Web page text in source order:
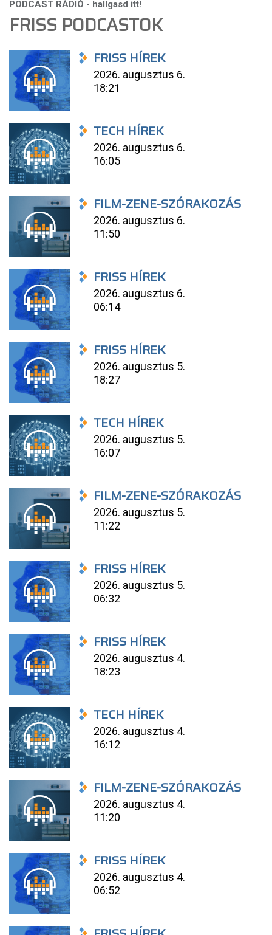
FRISS PODCASTOK
FRISS HÍREK
2026. augusztus 6.
18:21
TECH HÍREK
2026. augusztus 6.
16:05
FILM-ZENE-SZÓRAKOZÁS
2026. augusztus 6.
11:50
FRISS HÍREK
2026. augusztus 6.
06:14
FRISS HÍREK
2026. augusztus 5.
18:27
TECH HÍREK
2026. augusztus 5.
16:07
FILM-ZENE-SZÓRAKOZÁS
2026. augusztus 5.
11:22
FRISS HÍREK
2026. augusztus 5.
06:32
FRISS HÍREK
2026. augusztus 4.
18:23
TECH HÍREK
2026. augusztus 4.
16:12
FILM-ZENE-SZÓRAKOZÁS
2026. augusztus 4.
11:20
FRISS HÍREK
2026. augusztus 4.
06:52